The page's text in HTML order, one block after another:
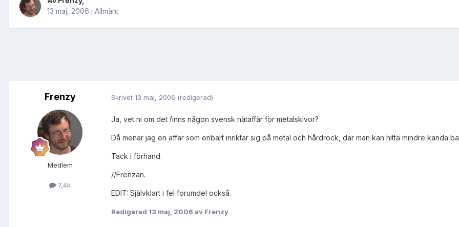
13 maj, 2006 i Allmänt
Frenzy
Medlem
7,4k
Skrivet 13 maj, 2006 (redigerad)
Ja, vet ni om det finns någon svensk nätaffär för metalskivor?
Då menar jag en affär som enbart inriktar sig på metal och hårdrock, där man kan hitta mindre kända
Tack i förhand.
//Frenzan.
EDIT: Självklart i fel forumdel också.
Redigerad 13 maj, 2006 av Frenzy